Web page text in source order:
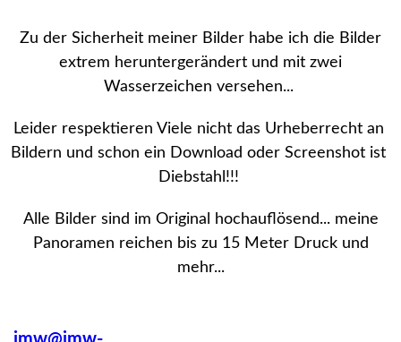
Zu der Sicherheit meiner Bilder habe ich die Bilder
extrem heruntergerändert und mit zwei
Wasserzeichen versehen...
Leider respektieren Viele nicht das Urheberrecht an
Bildern und schon ein Download oder Screenshot ist
Diebstahl!!!
Alle Bilder sind im Original hochauflösend... meine
Panoramen reichen bis zu 15 Meter Druck und
mehr...